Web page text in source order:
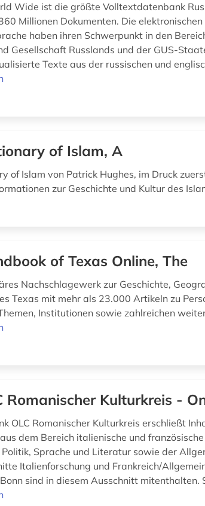
Wide ist die größte Volltextdatenbank
Millionen Dokumenten. Die
haben ihren Schwerpunkt in den
Gesellschaft Russlands und der GUS-
Texte aus der russischen und
of Islam, A
of Islam von Patrick Hughes, im Druck
zur Geschichte und Kultur des
of Texas Online, The
Nachschlagewerk zur Geschichte,
Texas mit mehr als 23.000 Artikeln zu
Institutionen sowie zahlreichen
Romanischer Kulturkreis -
OLC Romanischer Kulturkreis erschließt
dem Bereich italienische und
Sprache und Literatur sowie der
Italienforschung und Frankreich/
sind in diesem Ausschnitt mitenthalten.